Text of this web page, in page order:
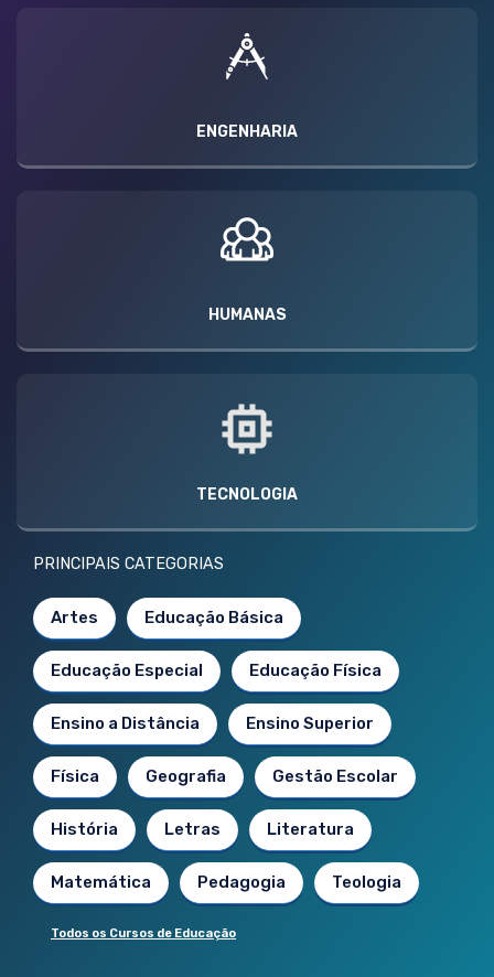
ENGENHARIA
HUMANAS
TECNOLOGIA
PRINCIPAIS CATEGORIAS
Artes Educação Básica
Educação Especial Educação Física
Ensino a Distância Ensino Superior
Física Geografia Gestão Escolar
História Letras Literatura
Matemática Pedagogia Teologia
Todos os Cursos de Educação